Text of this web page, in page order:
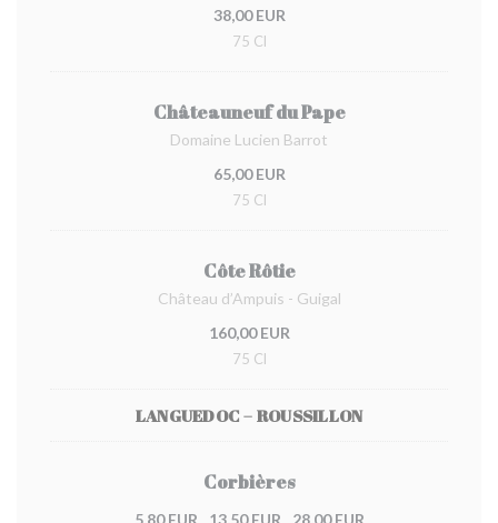
38,00 EUR
75 Cl
Châteauneuf du Pape
Domaine Lucien Barrot
65,00 EUR
75 Cl
Côte Rôtie
Château d’Ampuis - Guigal
160,00 EUR
75 Cl
LANGUEDOC – ROUSSILLON
Corbières
5,80 EUR 13,50 EUR 28,00 EUR